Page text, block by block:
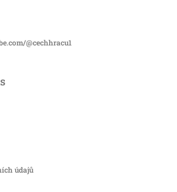
@cechhracu1
údajů